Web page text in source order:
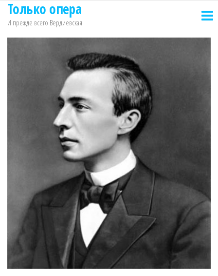
Перейти
содержимому
Только опера
И прежде всего Вердиевская